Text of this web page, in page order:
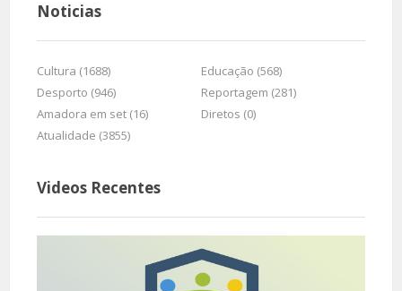
Noticias
Cultura (1688)
Educação (568)
Desporto (946)
Reportagem (281)
Amadora em set (16)
Diretos (0)
Atualidade (3855)
Videos Recentes